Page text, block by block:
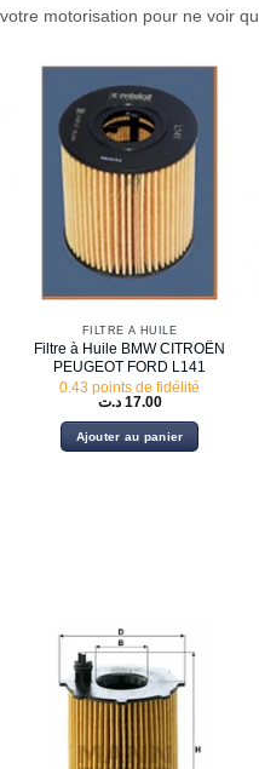
votre motorisation pour ne voir
FILTRE À HUILE
Filtre à Huile BMW CITROËN
PEUGEOT FORD L141
0.43 points de fidélité
17.00 د.ت
Ajouter au panier